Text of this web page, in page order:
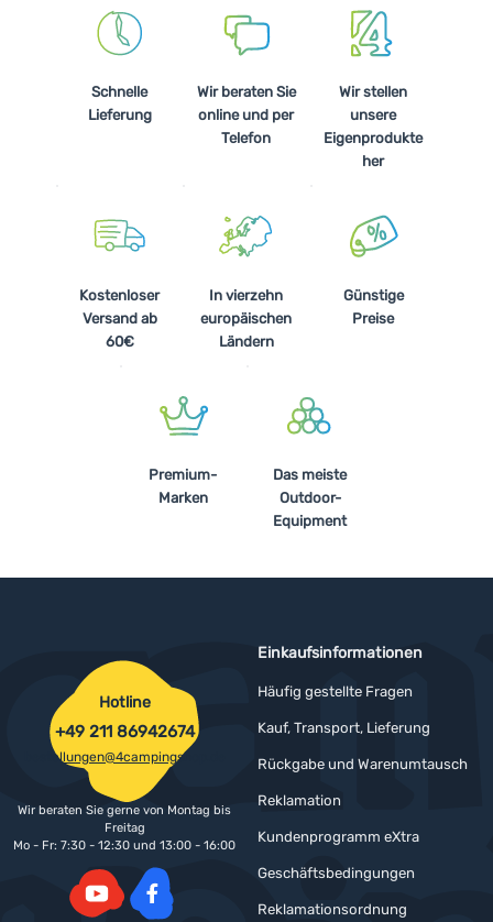
Schnelle
Lieferung
Wir beraten Sie
online und per
Telefon
Wir stellen
unsere
Eigenprodukte
her
Kostenloser
Versand ab
60€
In vierzehn
europäischen
Ländern
Günstige
Preise
Premium-
Marken
Das meiste
Outdoor-
Equipment
Einkaufsinformationen
Häufig gestellte Fragen
Kauf, Transport, Lieferung
Rückgabe und Warenumtausch
Reklamation
Kundenprogramm eXtra
Geschäftsbedingungen
Reklamationsordnung
Hotline
+49 211 86942674
bestellungen@4campingshop.de
Wir beraten Sie gerne von Montag bis
Freitag
Mo - Fr: 7:30 - 12:30 und 13:00 - 16:00